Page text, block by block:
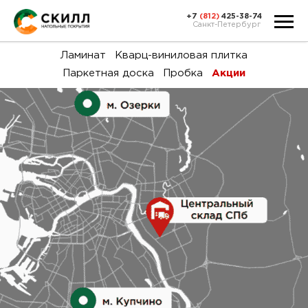
и
+7 (812) 425-38-74
Санкт-Петербург
Ламинат
Кварц-виниловая плитка
Паркетная доска
Пробка Акции